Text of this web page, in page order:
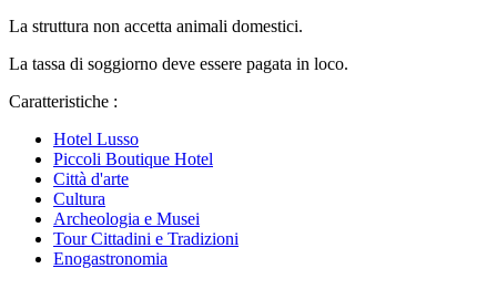
La struttura non accetta animali domestici.
La tassa di soggiorno deve essere pagata in loco.
Caratteristiche :
Hotel Lusso
Piccoli Boutique Hotel
Città d'arte
Cultura
Archeologia e Musei
Tour Cittadini e Tradizioni
Enogastronomia